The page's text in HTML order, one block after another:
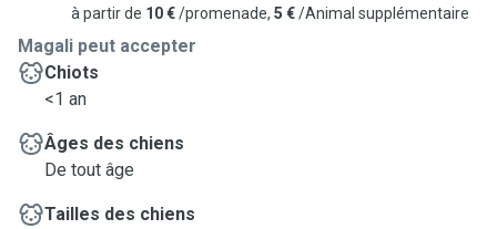
à partir de 10 €/promenade, 5 €/Animal supplémentaire
Magali peut accepter
Chiots
<1 an
Âges des chiens
De tout âge
Tailles des chiens